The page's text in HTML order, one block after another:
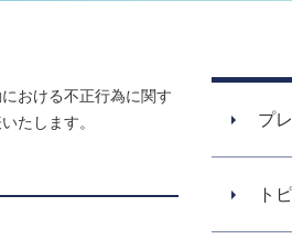
おける不正行為に関す
たします。
プ
ト